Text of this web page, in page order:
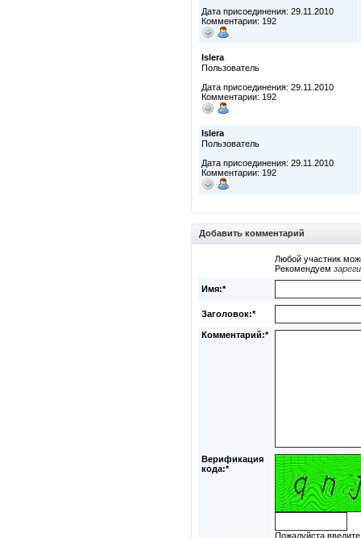
Дата присоединения: 29.11.2010
Комментарии: 192
Islera
Пользователь
Дата присоединения: 29.11.2010
Комментарии: 192
Islera
Пользователь
Дата присоединения: 29.11.2010
Комментарии: 192
Добавить комментарий
Любой участник
Рекомендуем
Имя:*
Заголовок:*
Комментарий:*
Верификация
кода:*
Пожалуйста